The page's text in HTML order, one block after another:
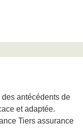
antécédents de
et adaptée.
Tiers assurance